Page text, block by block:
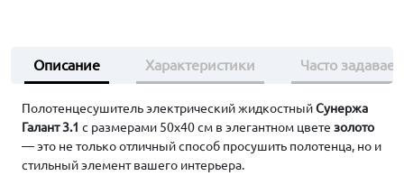
Описание Характеристики Часто
Полотенцесушитель электрический жидкостныйСунержа
Галант 3.1 с размерами 50х40 см в элегантном цвете золото
— это не только отличный способ просушить полотенца, но и
стильный элемент вашего интерьера.